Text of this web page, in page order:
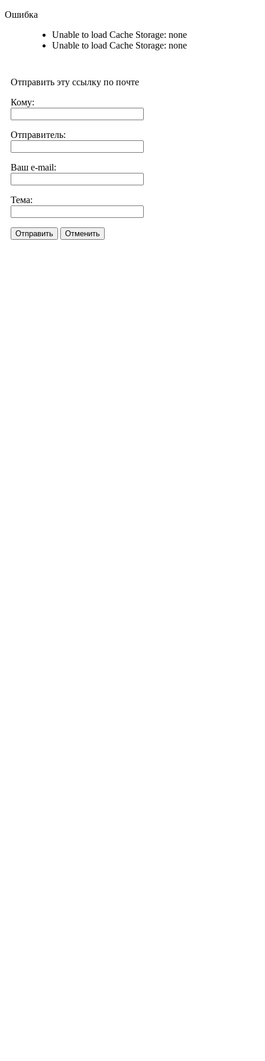
Ошибка
Unable to load Cache Storage: none
Unable to load Cache Storage: none
Отправить эту ссылку по почте
Кому:
Отправитель:
Ваш e-mail:
Тема:
Отправить Отменить